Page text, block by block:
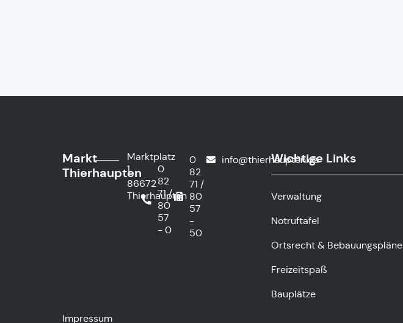
Markt
Thierhaupten
Marktplatz
1
86672
Thierhaupten
0
82
71 /
80
57
- 0
0
82
71 /
80
57
-
50
info@thierhaupten.de
Wichtige Links
Verwaltung
Notruftafel
Ortsrecht & Bebauungspläne
Freizeitspaß
Bauplätze
Impressum